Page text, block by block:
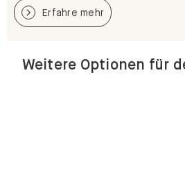
Erfahre mehr
Weitere Optionen für